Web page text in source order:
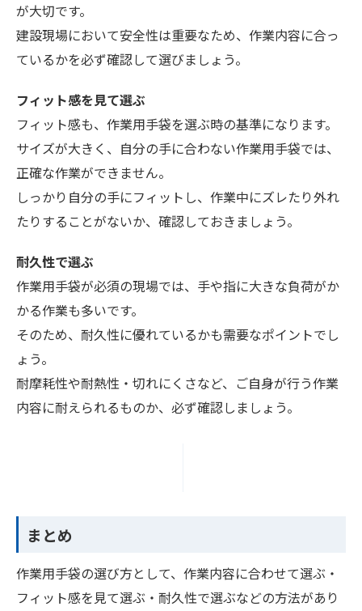
が大切です。
建設現場において安全性は重要なため、作業内容に合っ
ているかを必ず確認して選びましょう。
フィット感を見て選ぶ
フィット感も、作業用手袋を選ぶ時の基準になります。
サイズが大きく、自分の手に合わない作業用手袋では、
正確な作業ができません。
しっかり自分の手にフィットし、作業中にズレたり外れ
たりすることがないか、確認しておきましょう。
耐久性で選ぶ
作業用手袋が必須の現場では、手や指に大きな負荷がか
かる作業も多いです。
そのため、耐久性に優れているかも需要なポイントでし
ょう。
耐摩耗性や耐熱性・切れにくさなど、ご自身が行う作業
内容に耐えられるものか、必ず確認しましょう。
まとめ
作業用手袋の選び方として、作業内容に合わせて選ぶ・
フィット感を見て選ぶ・耐久性で選ぶなどの方法があり